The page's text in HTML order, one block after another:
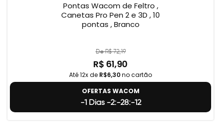
Pontas Wacom de Feltro ,
Canetas Pro Pen 2 e 3D , 10
pontas , Branco
De R$ 72,19
R$ 61,90
Até 12x de R$6,30no cartão
OFERTAS WACOM
-1 Dias -2:-28:-13